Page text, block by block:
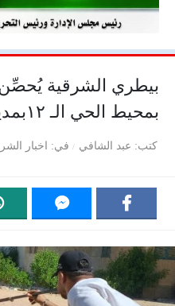
بمحيط الحي الـ ١٢بمدينة العاشر من رمضان
كتب عبد الشافي في اخبار